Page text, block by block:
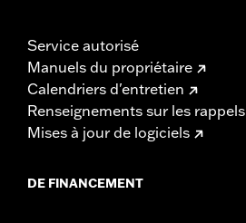
Service autorisé
Manuels du propriétaire
Calendriers d'entretien
Renseignements sur les rappels
Mises à jour de logiciels
DE FINANCEMENT